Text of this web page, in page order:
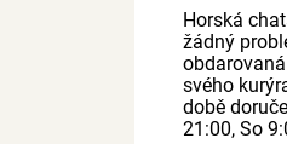
Horská
žádný
svého
době
21:00, So